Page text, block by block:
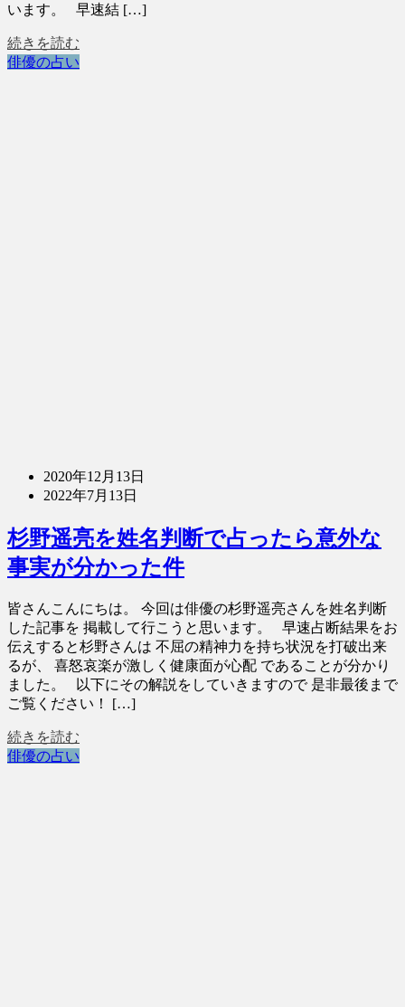
います。 早速結 […]
続きを読む
俳優の占い
2020年12月13日
2022年7月13日
杉野遥亮を姓名判断で占ったら意外な
事実が分かった件
皆さんこんにちは。 今回は俳優の杉野遥亮さんを姓名判断
した記事を 掲載して行こうと思います。 早速占断結果をお
伝えすると杉野さんは 不屈の精神力を持ち状況を打破出来
るが、 喜怒哀楽が激しく健康面が心配 であることが分かり
ました。 以下にその解説をしていきますので 是非最後まで
ご覧ください！ […]
続きを読む
俳優の占い